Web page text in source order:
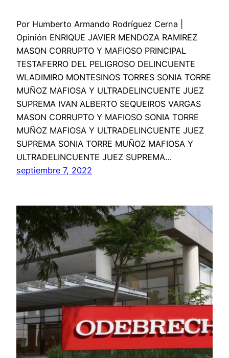
Por Humberto Armando Rodríguez Cerna |
Opinión ENRIQUE JAVIER MENDOZA RAMIREZ
MASON CORRUPTO Y MAFIOSO PRINCIPAL
TESTAFERRO DEL PELIGROSO DELINCUENTE
WLADIMIRO MONTESINOS TORRES SONIA TORRE
MUÑOZ MAFIOSA Y ULTRADELINCUENTE JUEZ
SUPREMA IVAN ALBERTO SEQUEIROS VARGAS
MASON CORRUPTO Y MAFIOSO SONIA TORRE
MUÑOZ MAFIOSA Y ULTRADELINCUENTE JUEZ
SUPREMA SONIA TORRE MUÑOZ MAFIOSA Y
ULTRADELINCUENTE JUEZ SUPREMA…
septiembre 7, 2022